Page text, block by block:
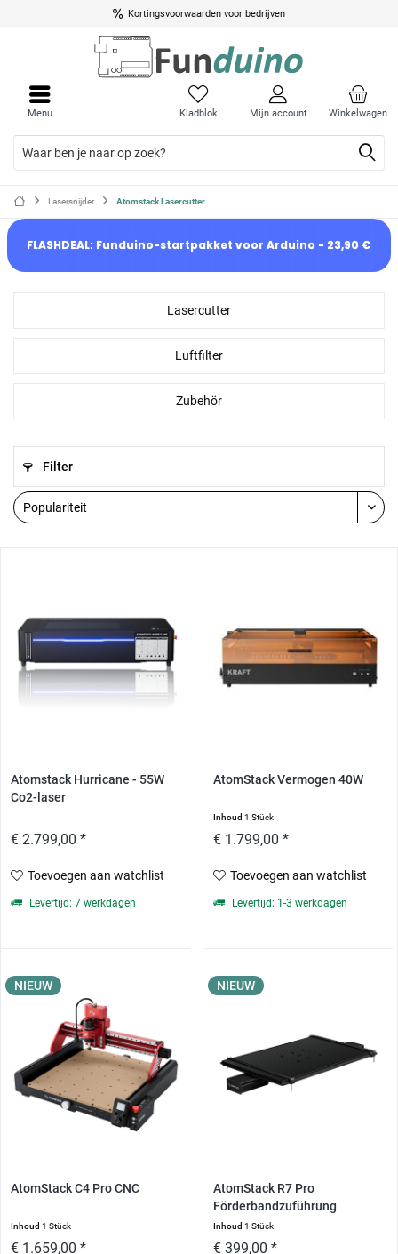
Kortingsvoorwaarden voor bedrijven
Winkelwagen
Kladblok Mijn account
Menu
Lasersnijder Atomstack Lasercutter
FLASHDEAL: Funduino-startpakket voor Arduino - 23,90 €
Lasercutter
Luftfilter
Zubehör
Filter
Atomstack Hurricane - 55W
Co2-laser
€ 2.799,00 *
Toevoegen aan watchlist
Levertijd: 7 werkdagen
AtomStack Vermogen 40W
Inhoud 1 Stück
€ 1.799,00 *
Toevoegen aan watchlist
Levertijd: 1-3 werkdagen
NIEUW
AtomStack C4 Pro CNC
Inhoud1 Stück
€ 1.659,00 *
NIEUW
AtomStack R7 Pro
Förderbandzuführung
Inhoud 1 Stück
€ 399,00 *